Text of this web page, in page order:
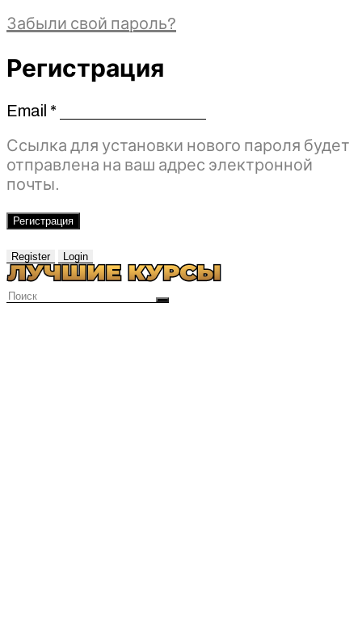
Забыли свой пароль?
Регистрация
Email *Обязательно
Ссылка для установки нового пароля будет
отправлена ​​на ваш адрес электронной
почты.
Регистрация
Register Login